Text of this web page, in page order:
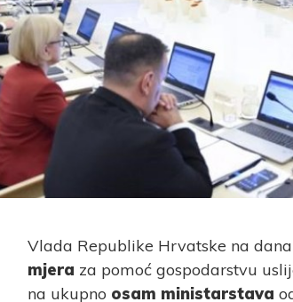
Facebook
LinkedIn
Vlada Republike Hrvatske na
mjera za pomoć gospodarstvu
na ukupno osam ministarstava